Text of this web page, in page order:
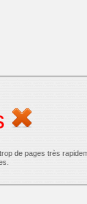
de pages très